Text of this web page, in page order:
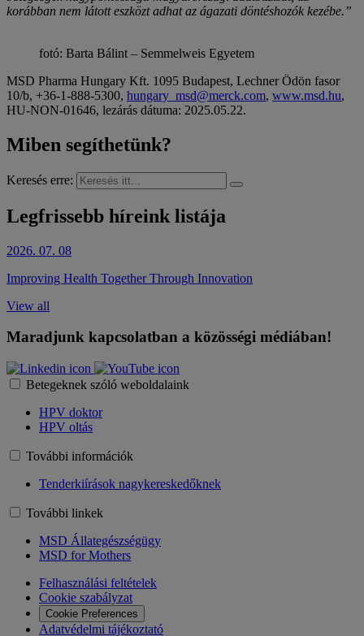
korábban nem látott eszközt adhat az ágazati döntéshozók kezébe.”
fotó: Barta Bálint – Semmelweis Egyetem
MSD Pharma Hungary Kft. 1095 Budapest, Lechner Ödön fasor
10/b, +36-1-888-5300, hungary_msd@merck.com, www.msd.hu,
HU-NON-01646, lezárás dátuma: 2025.05.22.
Miben segíthetünk?
Keresés erre:
Legfrissebb híreink listája
2026. 07. 08
Improving Health Together Through Innovation
View all
Maradjunk kapcsolatban a közösségi médiában!
Betegeknek szóló weboldalaink
HPV doktor
HPV oltás
További információk
Tenderkiírások nagykereskedőknek
További linkek
MSD Állategészségügy
MSD for Mothers
Felhasználási feltételek
Cookie szabályzat
Cookie Preferences
Adatvédelmi tájékoztató